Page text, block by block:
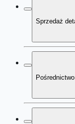
Sprzedaż